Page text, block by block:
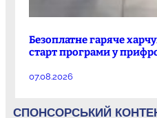
Безоплатне гаряче
старт програми у
07.08.2026